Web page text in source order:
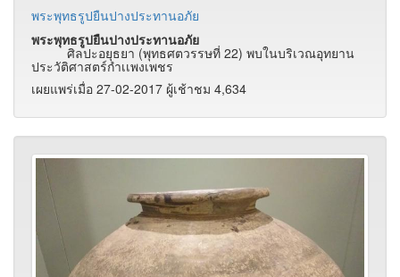
พระพุทธรูปยืนปางประทานอภัย
พระพุทธรูปยืนปางประทานอภัย
ศิลปะอยุธยา (พุทธศตวรรษที่ 22) พบในบริเวณอุทยาน
ประวัติศาสตร์กำเเพงเพชร
เผยแพร่เมื่อ 27-02-2017 ผู้เช้าชม 4,634